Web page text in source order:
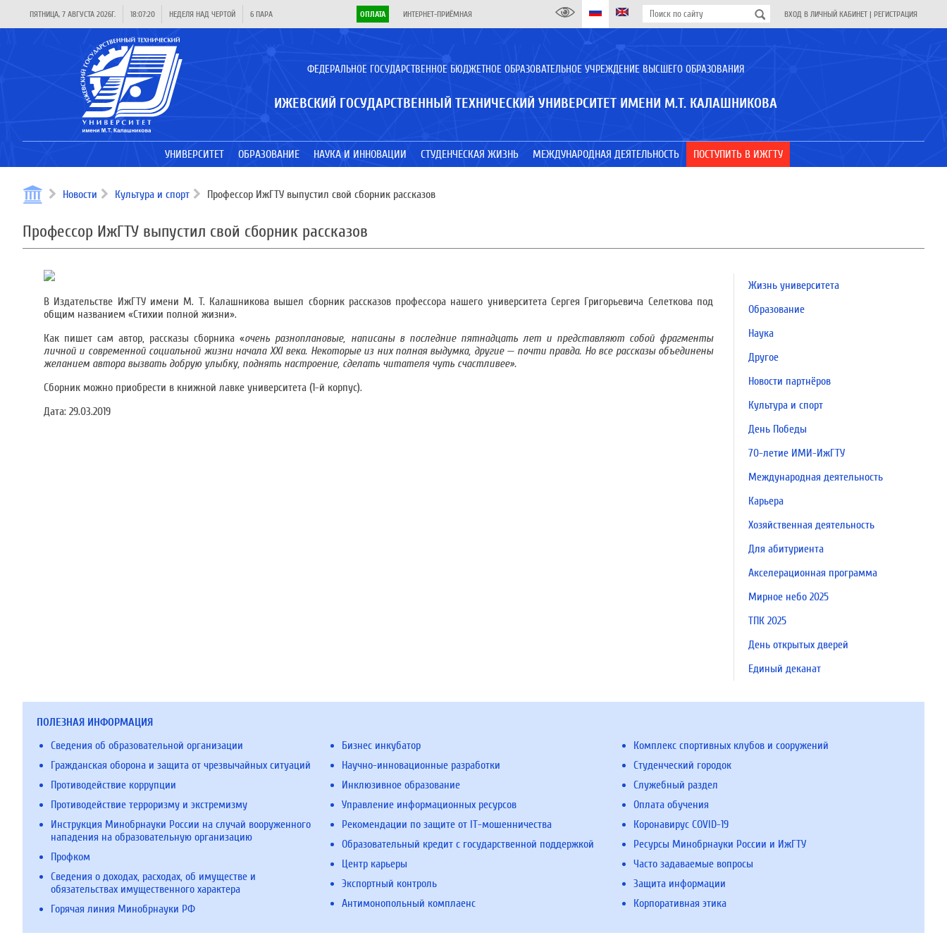
ПЯТНИЦА, 7 АВГУСТА 2026Г. 18:07:20 НЕДЕЛЯ НАД ЧЕРТОЙ 6 ПАРА ОПЛАТА ИНТЕРНЕТ-ПРИЁМНАЯ ВХОД В ЛИЧНЫЙ КАБИНЕТ | РЕГИСТРАЦИЯ
ФЕДЕРАЛЬНОЕ ГОСУДАРСТВЕННОЕ БЮДЖЕТНОЕ ОБРАЗОВАТЕЛЬНОЕ УЧРЕЖДЕНИЕ ВЫСШЕГО ОБРАЗОВАНИЯ
ИЖЕВСКИЙ ГОСУДАРСТВЕННЫЙ ТЕХНИЧЕСКИЙ УНИВЕРСИТЕТ ИМЕНИ М.Т. КАЛАШНИКОВА
УНИВЕРСИТЕТ ОБРАЗОВАНИЕ НАУКА И ИННОВАЦИИ СТУДЕНЧЕСКАЯ ЖИЗНЬ МЕЖДУНАРОДНАЯ ДЕЯТЕЛЬНОСТЬ ПОСТУПИТЬ В ИЖГТУ
Новости Культура и спорт Профессор ИжГТУ выпустил свой сборник рассказов
Профессор ИжГТУ выпустил свой сборник рассказов
В Издательстве ИжГТУ имени М. Т. Калашникова вышел сборник рассказов профессора нашего университета Сергея Григорьевича Селеткова под
общим названием «Стихии полной жизни».
Как пишет сам автор, рассказы сборника «очень разноплановые, написаны в последние пятнадцать лет и представляют собой фрагменты
личной и современной социальной жизни начала XXIвека. Некоторые из них полная выдумка, другие — почти правда. Но все рассказы объединены
желанием автора вызвать добрую улыбку, поднять настроение, сделать читателя чуть счастливее».
Сборник можно приобрести в книжной лавке университета (1-й корпус).
Дата: 29.03.2019
Жизнь университета
Образование
Наука
Другое
Новости партнёров
Культура и спорт
День Победы
70-летие ИМИ-ИжГТУ
Международная деятельность
Карьера
Хозяйственная деятельность
Для абитуриента
Акселерационная программа
Мирное небо 2025
ТПК 2025
День открытых дверей
Единый деканат
ПОЛЕЗНАЯ ИНФОРМАЦИЯ
Сведения об образовательной организации
Гражданская оборона и защита от чрезвычайных ситуаций
Противодействие коррупции
Противодействие терроризму и экстремизму
Инструкция Минобрнауки России на случай вооруженного
нападения на образовательную организацию
Профком
Сведения о доходах, расходах, об имуществе и
обязательствах имущественного характера
Горячая линия Минобрнауки РФ
Бизнес инкубатор
Научно-инновационные разработки
Инклюзивное образование
Управление информационных ресурсов
Рекомендации по защите от IT-мошенничества
Образовательный кредит с государственной поддержкой
Центр карьеры
Экспортный контроль
Антимонопольный комплаенс
Комплекс спортивных клубов и сооружений
Студенческий городок
Служебный раздел
Оплата обучения
Коронавирус COVID-19
Ресурсы Минобрнауки России и ИжГТУ
Часто задаваемые вопросы
Защита информации
Корпоративная этика